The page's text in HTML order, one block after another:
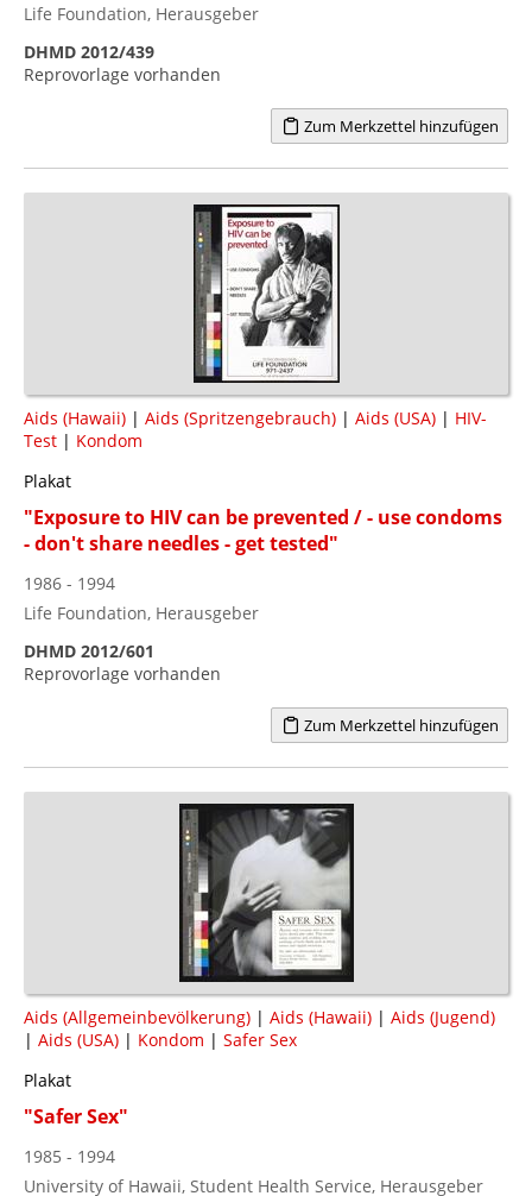
Life Foundation, Herausgeber
DHMD 2012/439
Reprovorlage vorhanden
Zum Merkzettel hinzufügen
Aids (Hawaii) | Aids (Spritzengebrauch) | Aids (USA) | HIV-
Test | Kondom
Plakat
"Exposure to HIV can be prevented / - use condoms
- don't share needles - get tested"
1986 - 1994
Life Foundation, Herausgeber
DHMD 2012/601
Reprovorlage vorhanden
Zum Merkzettel hinzufügen
Aids (Allgemeinbevölkerung) | Aids (Hawaii) | Aids (Jugend)
| Aids (USA) | Kondom | Safer Sex
Plakat
"Safer Sex"
1985 - 1994
University of Hawaii, Student Health Service, Herausgeber